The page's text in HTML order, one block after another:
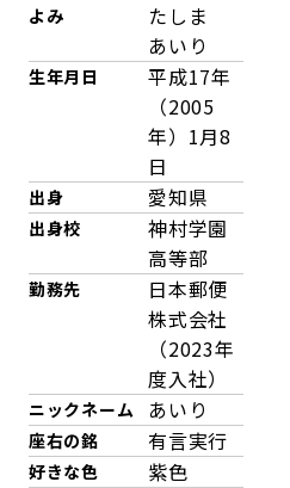
よみ
たしま
あいり
生年月日
平成17年
（2005
年）1月8
日
出身 愛知県
出身校
神村学園
高等部
勤務先
日本郵便
株式会社
（2023年
度入社）
ニックネーム あいり
座右の銘 有言実行
好きな色 紫色